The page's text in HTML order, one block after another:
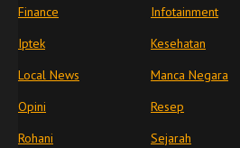
Finance
Infotainment
Iptek
Kesehatan
Local News
Manca Negara
Opini
Resep
Rohani
Sejarah